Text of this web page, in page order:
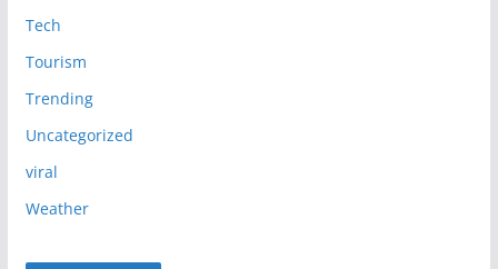
Tech
Tourism
Trending
Uncategorized
viral
Weather